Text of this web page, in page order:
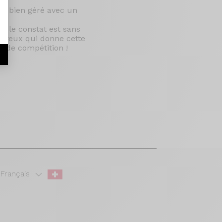
bien géré avec un
le constat est sans
qui donne cette
compétition !
Français